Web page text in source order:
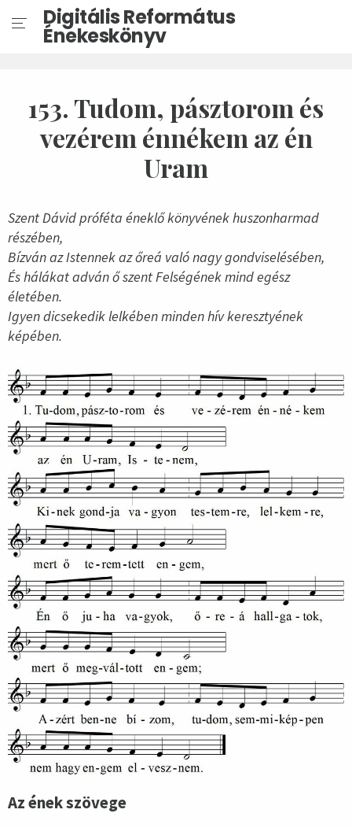
Digitális Református
Énekeskönyv
153. Tudom, pásztorom és
vezérem énnékem az én
Uram
Szent Dávid próféta éneklő könyvének huszonharmad
részében,
Bízván az Istennek az őreá való nagy gondviselésében,
És hálákat adván ő szent Felségének mind egész
életében.
Igyen dicsekedik lelkében minden hív keresztyének
képében.
Az ének szövege